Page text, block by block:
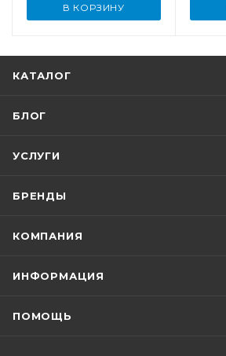
В КОРЗИНУ
КАТАЛОГ
БЛОГ
УСЛУГИ
БРЕНДЫ
КОМПАНИЯ
ИНФОРМАЦИЯ
ПОМОЩЬ